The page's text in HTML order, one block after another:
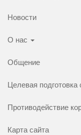
Новости
О нас
Общение
Целевая подготовка
Противодействие
Карта сайта